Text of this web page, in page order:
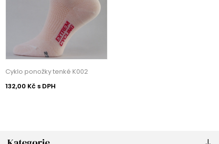
Cyklo ponožky tenké K002
132,00 Kč s DPH